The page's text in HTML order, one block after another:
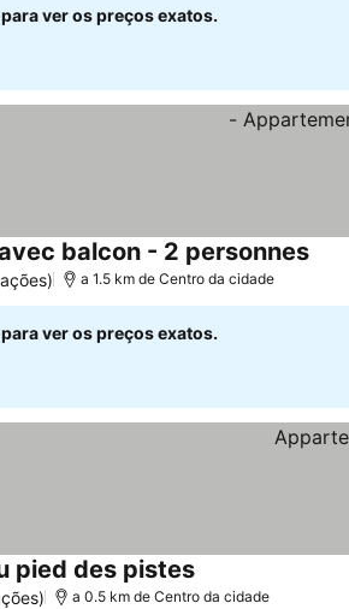
ver os preços exatos.
balcon - 2 personnes
a 1.5 km de Centro da cidade
ver os preços exatos.
pied des pistes
a 0.5 km de Centro da cidade